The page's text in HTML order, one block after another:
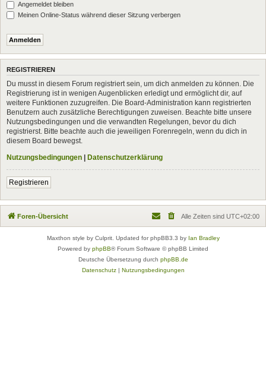
Angemeldet bleiben
Meinen Online-Status während dieser Sitzung verbergen
REGISTRIEREN
Du musst in diesem Forum registriert sein, um dich anmelden zu können. Die
Registrierung ist in wenigen Augenblicken erledigt und ermöglicht dir, auf
weitere Funktionen zuzugreifen. Die Board-Administration kann registrierten
Benutzern auch zusätzliche Berechtigungen zuweisen. Beachte bitte unsere
Nutzungsbedingungen und die verwandten Regelungen, bevor du dich
registrierst. Bitte beachte auch die jeweiligen Forenregeln, wenn du dich in
diesem Board bewegst.
Nutzungsbedingungen | Datenschutzerklärung
Registrieren
Foren-Übersicht Alle Zeiten sind UTC+02:00
Maxthon style by Culprit. Updated for phpBB3.3 by Ian Bradley
Powered by phpBB® Forum Software © phpBB Limited
Deutsche Übersetzung durch phpBB.de
Datenschutz| Nutzungsbedingungen